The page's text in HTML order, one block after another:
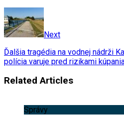
Next
Ďalšia tragédia na vodnej nádrži
polícia varuje pred rizikami
Related Articles
Správy